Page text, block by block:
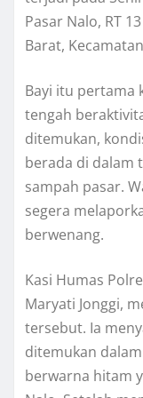
Pasar Nalo, RT
Barat,
Bayi itu pertama
tengah
ditemukan,
berada di dalam
sampah pasar.
segera
berwenang.
Kasi Humas
Maryati Jonggi,
tersebut. Ia
ditemukan
berwarna hitam